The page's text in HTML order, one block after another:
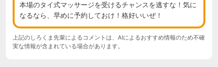
本場のタイ式マッサージを受けるチャンスを逃すな！気に
なるなら、早めに予約しておけ！格好いいぜ！
上記のしろくま先輩によるコメントは、AIによるおすすめ情報のため不確
実な情報が含まれている場合があります。